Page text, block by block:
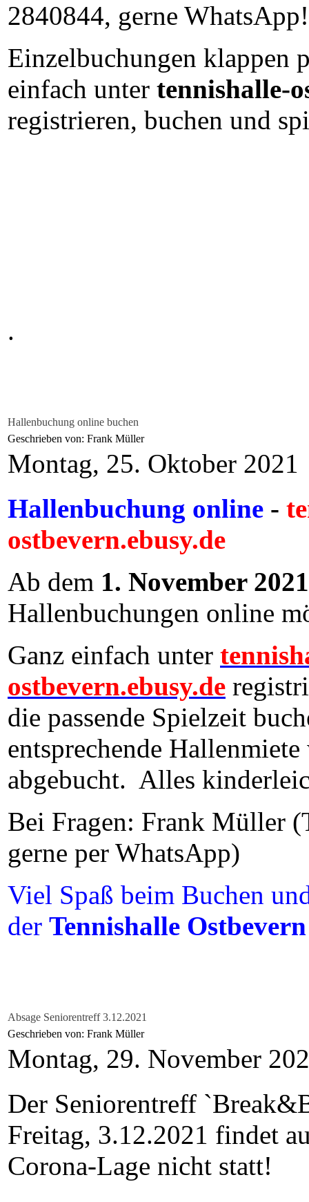
2840844, gerne
Einzelbuchungen klappen
einfach unter tennishalle-
registrieren, buchen und
.
Hallenbuchung online buchen
Geschrieben von: Frank Müller
Montag, 25. Oktober 2021
Hallenbuchung online -
ostbevern.ebusy.de
Ab dem 1. November 2021
Hallenbuchungen online
Ganz einfach unter
ostbevern.ebusy.de
die passende Spielzeit
entsprechende
abgebucht. Alles
Bei Fragen: Frank Müller
gerne per WhatsApp)
Viel Spaß beim Buchen
der Tennishalle Ostbevern
Absage Seniorentreff 3.12.2021
Geschrieben von: Frank Müller
Montag, 29. November
Der Seniorentreff
Freitag, 3.12.2021 findet
Corona-Lage nicht statt!